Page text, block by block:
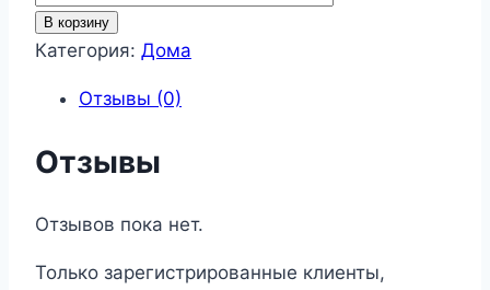
товара
Дом
В корзину
Категория: Дома
Отзывы (0)
Отзывы
Отзывов пока нет.
Только зарегистрированные клиенты,